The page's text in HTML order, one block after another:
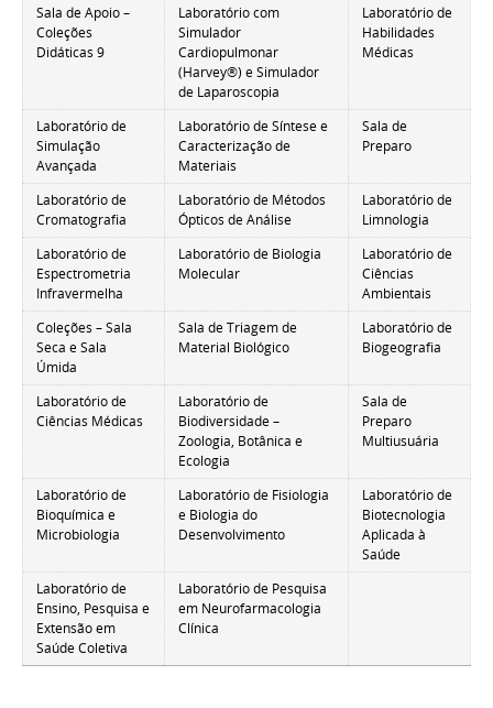
Sala de Apoio –
Coleções
Didáticas 9
Laboratório com
Simulador
Cardiopulmonar
(Harvey®) e Simulador
de Laparoscopia
Laboratório de
Habilidades
Médicas
Laboratório de
Simulação
Avançada
Laboratório de Síntese e
Caracterização de
Materiais
Sala de
Preparo
Laboratório de
Cromatografia
Laboratório de Métodos
Ópticos de Análise
Laboratório de
Limnologia
Laboratório de
Espectrometria
Infravermelha
Laboratório de Biologia
Molecular
Laboratório de
Ciências
Ambientais
Coleções – Sala
Seca e Sala
Úmida
Sala de Triagem de
Material Biológico
Laboratório de
Biogeografia
Laboratório de
Ciências Médicas
Laboratório de
Biodiversidade –
Zoologia, Botânica e
Ecologia
Sala de
Preparo
Multiusuária
Laboratório de
Bioquímica e
Microbiologia
Laboratório de Fisiologia
e Biologia do
Desenvolvimento
Laboratório de
Biotecnologia
Aplicada à
Saúde
Laboratório de
Ensino, Pesquisa e
Extensão em
Saúde Coletiva
Laboratório de Pesquisa
em Neurofarmacologia
Clínica